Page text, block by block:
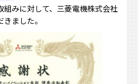
組みに対して、三菱電機株式会社
ました。